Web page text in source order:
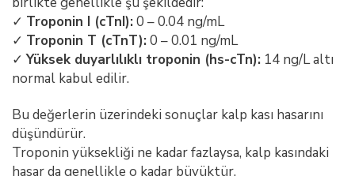
✓ Troponin I (cTnI):0 – 0.04 ng/mL
✓ Troponin T (cTnT):0 – 0.01 ng/mL
✓Yüksek duyarlılıklı troponin (hs-cTn): 14 ng/L altı
normal kabul edilir.
Bu değerlerin üzerindeki sonuçlar kalp kası hasarını
düşündürür.
Troponin yüksekliği ne kadar fazlaysa, kalp kasındaki
hasar da genellikle o kadar büyüktür.